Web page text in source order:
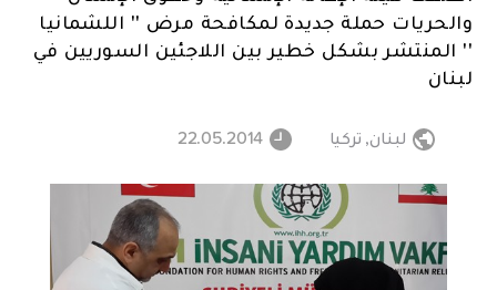
والحريات حملة جديدة لمكافحة مرض '' اللشمانيا
'' المنتشر بشكل خطير بين اللاجئين السوريين في
لبنان
لبنان, تركيا 22.05.2014